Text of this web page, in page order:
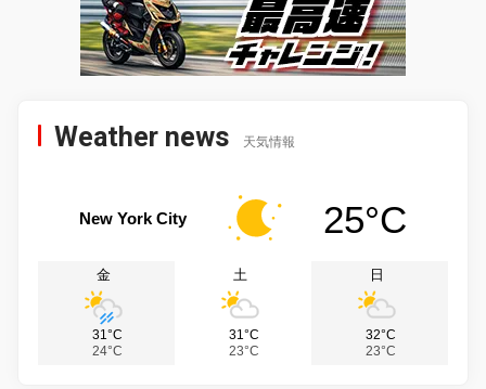
Weather news 天気情報
New York City 25°C
金
31°C
24°C
土
31°C
23°C
日
32°C
23°C